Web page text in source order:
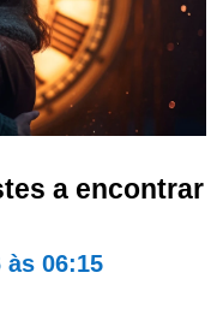
a encontrar
às 06:15